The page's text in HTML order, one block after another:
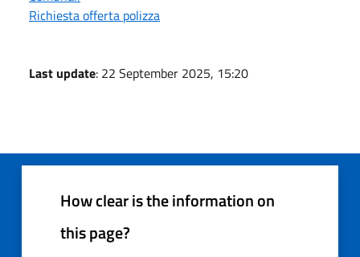
Richiesta offerta polizza
Last update: 22 September 2025, 15:20
How clear is the information on
this page?